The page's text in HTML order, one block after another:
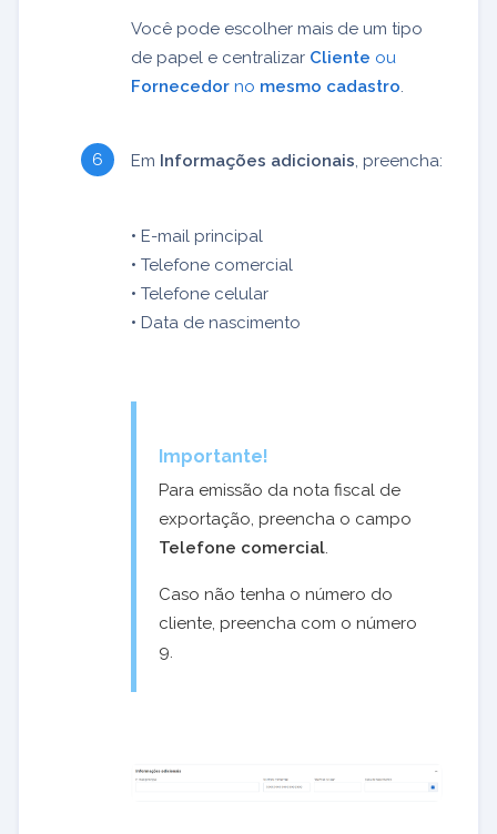
Você pode escolher mais de um tipo
de papel e centralizar Cliente ou
Fornecedor no mesmo cadastro
Em Informações adicionais , preencha:
• E-mail principal
• Telefone comercial
• Telefone celular
• Data de nascimento
Importante!
Para emissão da nota fiscal de
exportação, preencha o campo
Telefone comercial.
Caso não tenha o número do
cliente, preencha com o número
9.